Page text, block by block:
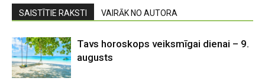
SAISTĪTIE RAKSTI VAIRĀK NO AUTORA
Tavs horoskops veiksmīgai dienai – 9.
augusts